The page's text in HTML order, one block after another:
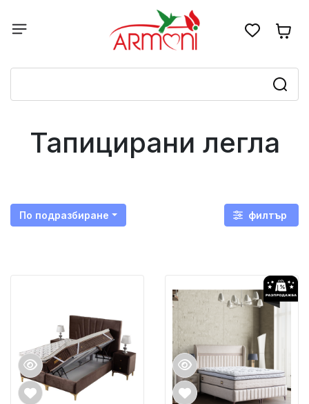
Тапицирани легла
По подразбиране филтър